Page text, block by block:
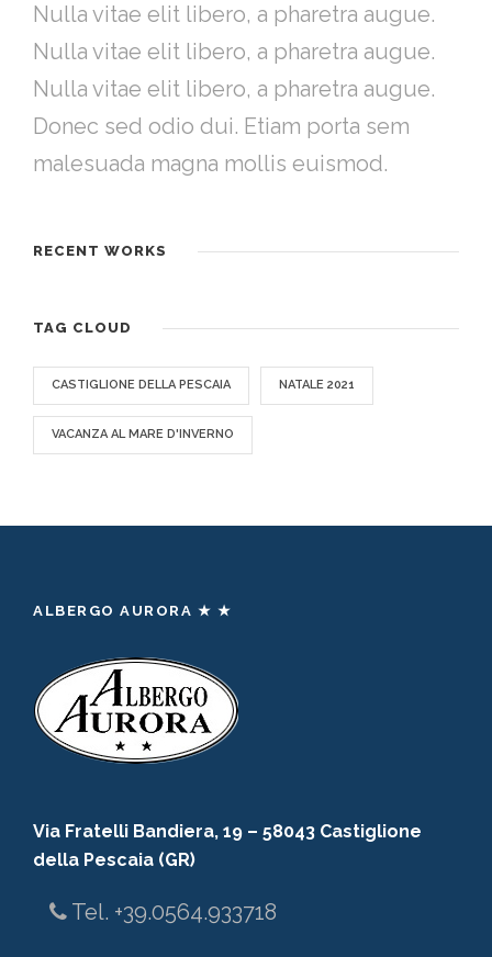
Nulla vitae elit libero, a pharetra augue.
Nulla vitae elit libero, a pharetra augue.
Nulla vitae elit libero, a pharetra augue.
Donec sed odio dui. Etiam porta sem
malesuada magna mollis euismod.
RECENT WORKS
TAG CLOUD
CASTIGLIONE DELLA PESCAIA NATALE 2021
VACANZA AL MARE D'INVERNO
ALBERGO AURORA ★ ★
Via Fratelli Bandiera, 19 – 58043 Castiglione
della Pescaia (GR)
Tel. +39.0564.933718